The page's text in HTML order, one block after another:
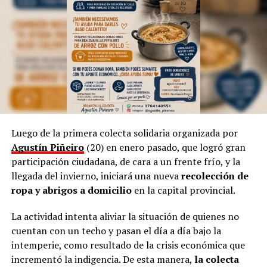
según indicó.
Sin embargo, aclara que, a pesar de la tecnología
dominante, incluso en la cultura, siempre “habrá una
necesidad de volver a simple”.
Por otra parte, Marinoni admite que el arte suele ser
provocador, así como las manifestaciones populares de
las niñas representando a lasVírgenes, como también
los tamborileros afroamericanos que se mezclan con las
costumbres tradicionales correntinas durante enero. “A
veces no entendemos la cultura del Litoral”, define.
En esa línea, en 2014, Marinoni incluyó al
Curupí , el
personaje de la mitología guaraní que tiene un pene
largo y envuelto en su cuerpo, un hecho que significó
una gran polémica en el anfiteatro Mario del Tránsito
Cocomarola, de Corrientes, donde se hacía e festival
chamamecero.
Luego de la primera colecta solidaria organizada por
Agustín Piñeiro(20) en enero pasado, que logró gran
participación ciudadana, de cara a un frente frío, y la
llegada del invierno, iniciará una nuevarecolección de
ropa y abrigos a domicilioen la capital provincial.
La actividad intenta aliviar la situación de quienes no
cuentan con un techo y pasan el día a día bajo la
intemperie, como resultado de la crisis económica que
incrementó la indigencia. De esta manera, la colecta